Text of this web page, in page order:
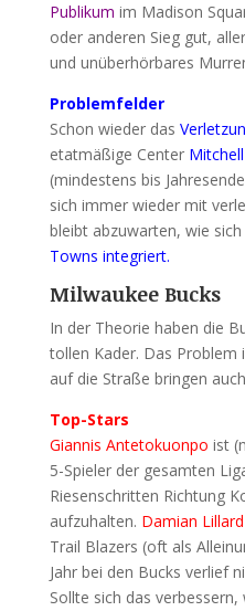
Publikum im Madison
oder anderen Sieg gut,
und unüberhörbares
Problemfelder
Schon wieder das
etatmäßige Center
(mindestens bis
sich immer wieder mit
bleibt abzuwarten, wie
Towns integriert.
Milwaukee Bucks
In der Theorie haben die
tollen Kader. Das Problem
auf die Straße bringen
Top-Stars
Giannis Antetokuonpo ist
5-Spieler der gesamten
Riesenschritten Richtung
aufzuhalten. Damian Lillard
Trail Blazers (oft als
Jahr bei den Bucks verlief
Sollte sich das